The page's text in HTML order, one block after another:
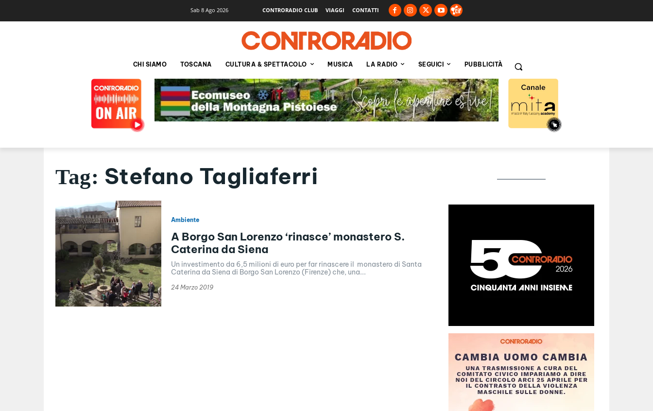
Sab 8 Ago 2026 CONTRORADIO CLUB VIAGGI CONTATTI
CHI SIAMO TOSCANA CULTURA & SPETTACOLO MUSICA LA RADIO SEGUICI PUBBLICITÀ
Tag: Stefano Tagliaferri
Ambiente
A Borgo San Lorenzo ‘rinasce’ monastero S.
Caterina da Siena
Un investimento da 6,5 milioni di euro per far rinascere il monastero di Santa
Caterina da Siena di Borgo San Lorenzo (Firenze) che, una...
24 Marzo 2019